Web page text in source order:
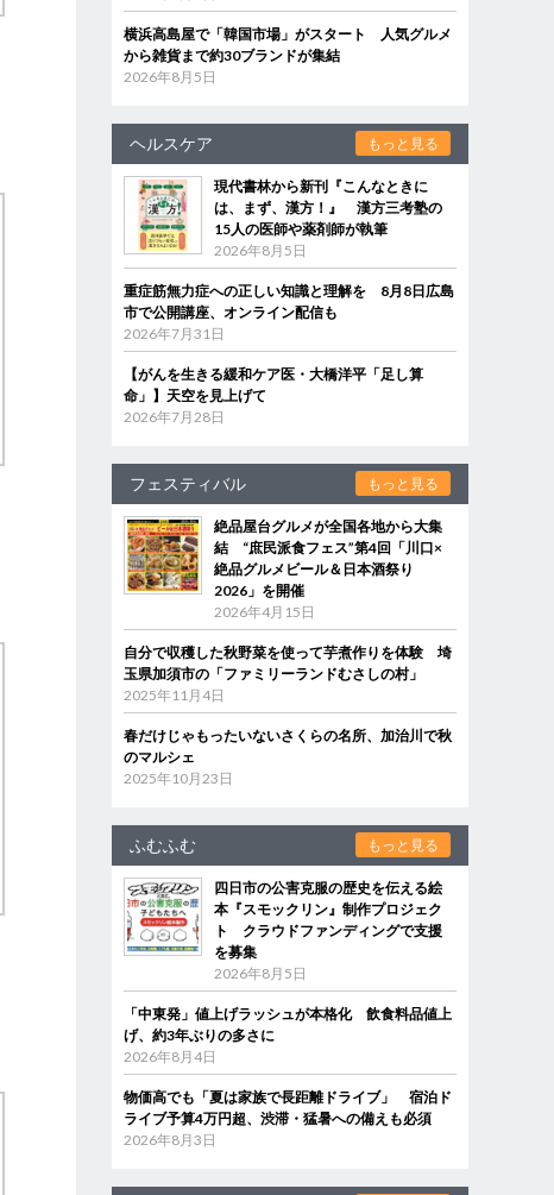
横浜高島屋で「韓国市場」がスタート 人気グルメ
から雑貨まで約30ブランドが集結
2026年8月5日
ヘルスケア もっと見る
現代書林から新刊『こんなときに
は、まず、漢方！』 漢方三考塾の
15人の医師や薬剤師が執筆
2026年8月5日
重症筋無力症への正しい知識と理解を 8月8日広島
市で公開講座、オンライン配信も
2026年7月31日
【がんを生きる緩和ケア医・大橋洋平「足し算
命」】天空を見上げて
2026年7月28日
フェスティバル もっと見る
絶品屋台グルメが全国各地から大集
結 “庶民派食フェス”第4回「川口×
絶品グルメビール＆日本酒祭り
2026」を開催
2026年4月15日
自分で収穫した秋野菜を使って芋煮作りを体験 埼
玉県加須市の「ファミリーランドむさしの村」
2025年11月4日
春だけじゃもったいないさくらの名所、加治川で秋
のマルシェ
2025年10月23日
ふむふむ もっと見る
四日市の公害克服の歴史を伝える絵
本『スモックリン』制作プロジェク
ト クラウドファンディングで支援
を募集
2026年8月5日
「中東発」値上げラッシュが本格化 飲食料品値上
げ、約3年ぶりの多さに
2026年8月4日
物価高でも「夏は家族で長距離ドライブ」 宿泊ド
ライブ予算4万円超、渋滞・猛暑への備えも必須
2026年8月3日